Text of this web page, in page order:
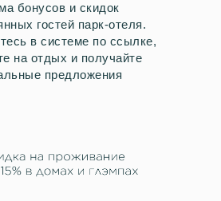
бонусов и скидок
гостей парк-отеля.
в системе по ссылке,
на отдых и получайте
предложения